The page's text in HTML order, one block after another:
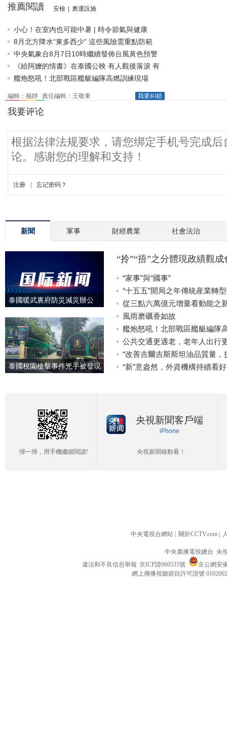
推薦閱讀 安檢 奧運設施
小心！在室內也可能中暑 | 時令節氣與健康
8月北方降水“東多西少” 這些風險需重點防範
中央氣象台8月7日10時繼續發佈台風黃色預警
《給阿嬤的情書》在泰國公映 有人觀後落淚 有
人提筆寄語親人
艦炮怒吼！北部戰區艦艇編隊高燃訓練現場
我要糾錯
編輯：楊靜 責任編輯：王敬東
新聞 軍事 財經農業 社會法治
泰國暖武裏府防災減災辦公
7人
泰國校園槍擊事件兇手被發現
“拎”“捂”之分體現政績觀
“家事”與“國事”
“十五五”開局之年傳統産業轉
從三點六萬億元增量看動能之
風雨磨礪香如故
艦炮怒吼！北部戰區艦艇編隊
公共交通更適老，老年人出行
“改善吉爾吉斯斯坦油品質量
吉斯斯坦媒體高質量共建“一帶
“新”意盎然，外資機構持續看
掃一掃，用手機繼續閱讀!
央視新聞客戶端
iPhone
央視新聞移動看！
中央電視台網站 關於CCTV.com
中央廣播電視總台 央
違法和不良信息舉報 京ICP證060535號
京公網安
網上傳播視聽節目許可證號